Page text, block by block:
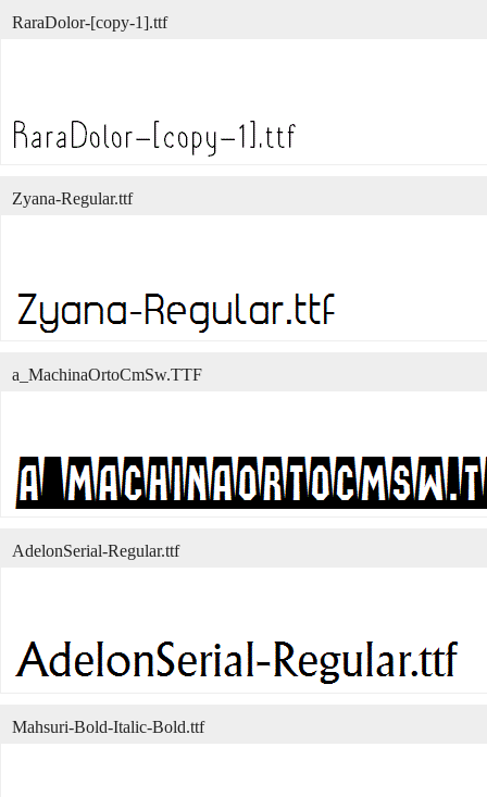
RaraDolor-[copy-1].ttf
Zyana-Regular.ttf
a_MachinaOrtoCmSw.TTF
AdelonSerial-Regular.ttf
Mahsuri-Bold-Italic-Bold.ttf